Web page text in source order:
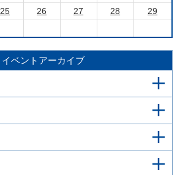
25 26 27 28
29
イベントアーカイブ